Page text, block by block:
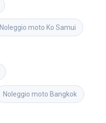
Noleggio moto Ko Samui
Noleggio moto Bangkok